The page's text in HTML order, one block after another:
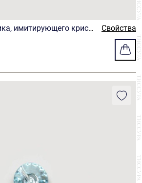
имитирующего крист
Свойства